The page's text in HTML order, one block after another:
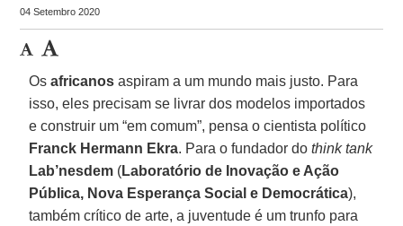
04 Setembro 2020
Osafricanos aspiram a um mundo mais justo. Para
isso, eles precisam se livrar dos modelos importados
e construir um “em comum”, pensa o cientista político
Franck Hermann Ekra. Para o fundador dothink tank
Lab’nesdem (Laboratório de Inovação e Ação
Pública, Nova Esperança Social e Democrática),
também crítico de arte, a juventude é um trunfo para